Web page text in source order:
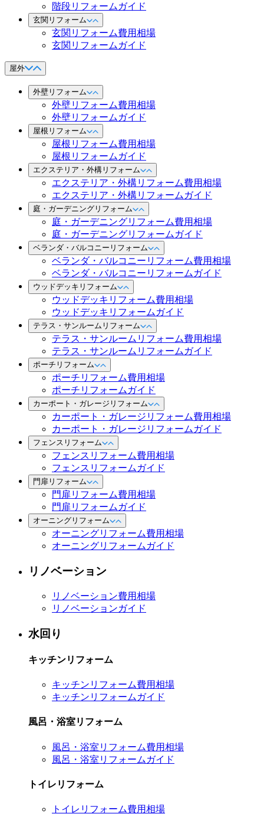
階段リフォームガイド
玄関リフォーム
玄関リフォーム費用相場
玄関リフォームガイド
屋外
外壁リフォーム
外壁リフォーム費用相場
外壁リフォームガイド
屋根リフォーム
屋根リフォーム費用相場
屋根リフォームガイド
エクステリア・外構リフォーム
エクステリア・外構リフォーム費用相場
エクステリア・外構リフォームガイド
庭・ガーデニングリフォーム
庭・ガーデニングリフォーム費用相場
庭・ガーデニングリフォームガイド
ベランダ・バルコニーリフォーム
ベランダ・バルコニーリフォーム費用相場
ベランダ・バルコニーリフォームガイド
ウッドデッキリフォーム
ウッドデッキリフォーム費用相場
ウッドデッキリフォームガイド
テラス・サンルームリフォーム
テラス・サンルームリフォーム費用相場
テラス・サンルームリフォームガイド
ポーチリフォーム
ポーチリフォーム費用相場
ポーチリフォームガイド
カーポート・ガレージリフォーム
カーポート・ガレージリフォーム費用相場
カーポート・ガレージリフォームガイド
フェンスリフォーム
フェンスリフォーム費用相場
フェンスリフォームガイド
門扉リフォーム
門扉リフォーム費用相場
門扉リフォームガイド
オーニングリフォーム
オーニングリフォーム費用相場
オーニングリフォームガイド
リノベーション
リノベーション費用相場
リノベーションガイド
水回り
キッチンリフォーム
キッチンリフォーム費用相場
キッチンリフォームガイド
風呂・浴室リフォーム
風呂・浴室リフォーム費用相場
風呂・浴室リフォームガイド
トイレリフォーム
トイレリフォーム費用相場